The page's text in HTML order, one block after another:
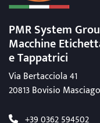
PMR System
Macchine
e Tappatrici
Via Bertacciola 41
20813 Bovisio
+39 0362 594502